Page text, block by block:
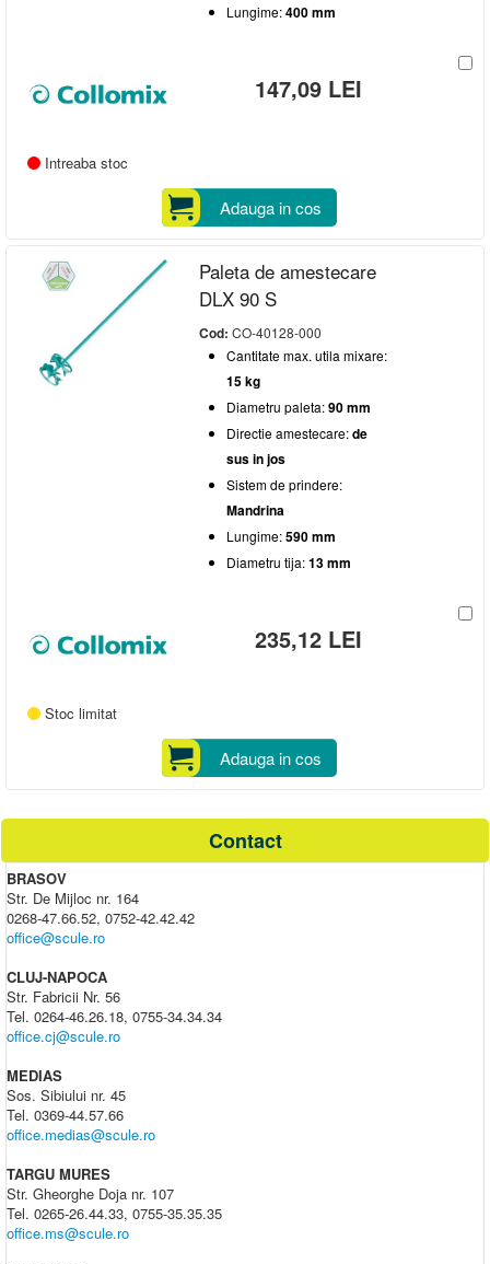
Lungime:400 mm
147,09 LEI
Intreaba stoc
Adauga in cos
Paleta de amestecare
DLX 90 S
Cod:CO-40128-000
Cantitate max. utila mixare:
15 kg
Diametru paleta:90 mm
Directie amestecare:de
sus in jos
Sistem de prindere:
Mandrina
Lungime:590 mm
Diametru tija:13 mm
235,12 LEI
Stoc limitat
Adauga in cos
Contact
BRASOV
Str. De Mijloc nr. 164
0268-47.66.52, 0752-42.42.42
office@scule.ro
CLUJ-NAPOCA
Str. Fabricii Nr. 56
Tel. 0264-46.26.18, 0755-34.34.34
office.cj@scule.ro
MEDIAS
Sos. Sibiului nr. 45
Tel. 0369-44.57.66
office.medias@scule.ro
TARGU MURES
Str. Gheorghe Doja nr. 107
Tel. 0265-26.44.33, 0755-35.35.35
office.ms@scule.ro